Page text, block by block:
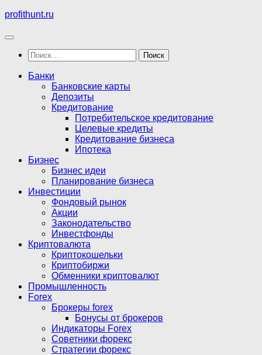
Перейти
содержимому
profithunt.ru
Найти:
Банки
Банковские карты
Депозиты
Кредитование
Потребительское кредитование
Целевые кредиты
Кредитование бизнеса
Ипотека
Бизнес
Бизнес идеи
Планирование бизнеса
Инвестиции
Фондовый рынок
Акции
Законодательство
Инвестфонды
Криптовалюта
Криптокошельки
Криптобиржи
Обменники криптовалют
Промышленность
Forex
Брокеры forex
Бонусы от брокеров
Индикаторы Forex
Советники форекс
Стратегии форекс